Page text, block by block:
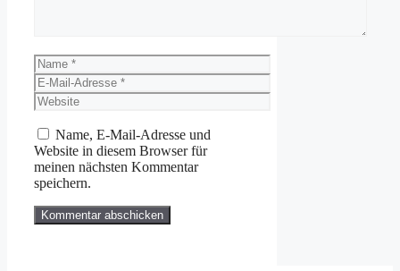
Name
E-
Mail-
Adresse
Website
Name, E-Mail-Adresse und
Website in diesem Browser für
meinen nächsten Kommentar
speichern.